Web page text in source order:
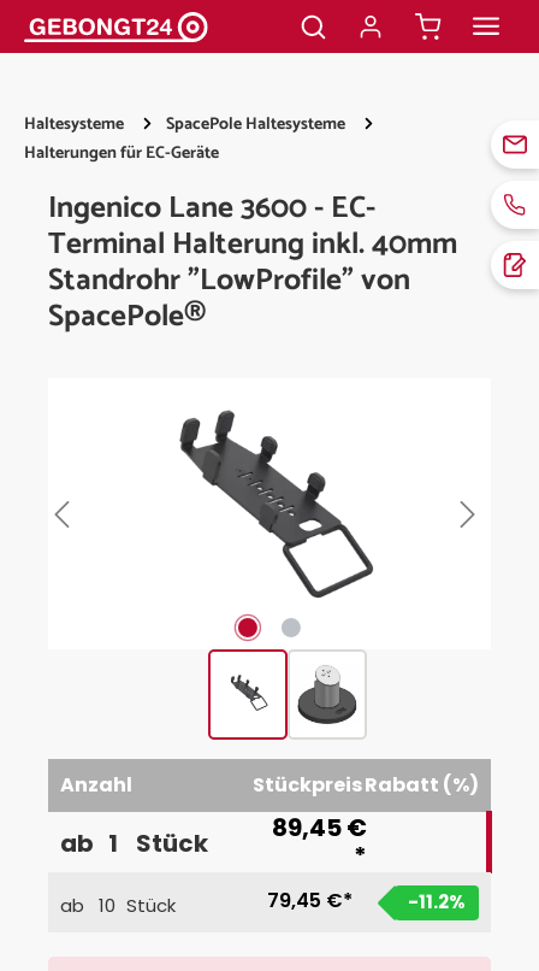
springen
Haltesysteme
SpacePole Haltesysteme
Halterungen für EC-Geräte
Ingenico Lane 3600 - EC-
Terminal Halterung inkl. 40mm
Standrohr "LowProfile" von
SpacePole®
Anzahl StückpreisRabatt (%)
ab 1 Stück
89,45 €
*
ab 10 Stück 79,45 €* -11.2%